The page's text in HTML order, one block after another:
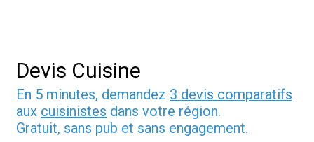
Devis Cuisine
En 5 minutes, demandez 3 devis comparatifs
aux cuisinistes dans votre région.
Gratuit, sans pub et sans engagement.